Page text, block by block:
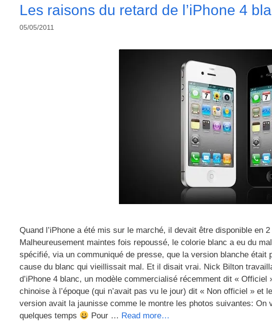
Les raisons du retard de l’iPhone 4
05/05/2011
Quand l’iPhone a été mis sur le marché, il devait être disponible en
Malheureusement maintes fois repoussé, le colorie blanc a eu du
spécifié, via un communiqué de presse, que la version blanche était
cause du blanc qui vieillissait mal. Et il disait vrai. Nick Bilton
d’iPhone 4 blanc, un modèle commercialisé récemment dit «
chinoise à l’époque (qui n’avait pas vu le jour) dit « Non officiel » et
version avait la jaunisse comme le montre les photos suivantes: On
quelques temps
Pour … Read more…